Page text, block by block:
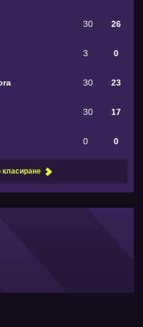
30 26
3 0
30 23
30 17
0 0